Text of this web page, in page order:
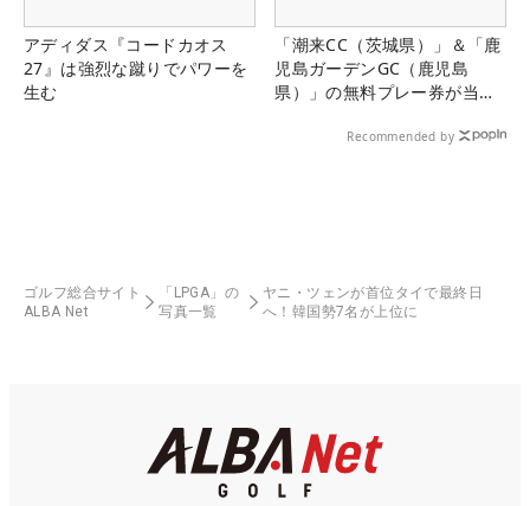
アディダス『コードカオス
27』は強烈な蹴りでパワーを
生む
「潮来CC（茨城県）」＆「鹿
児島ガーデンGC（鹿児島
県）」の無料プレー券が当た
Recommended by
ゴルフ総合サイト
ALBA Net
「LPGA」の
写真一覧
ヤニ・ツェンが首位タイで最終日
へ！韓国勢7名が上位に